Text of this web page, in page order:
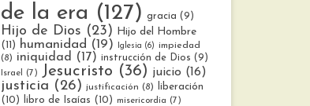
de la era (127) gracia (9)
Hijo de Dios (23)
Hijo del Hombre
(11)
humanidad (19) Iglesia (6) impiedad
(8) iniquidad (17) instrucción de Dios (9)
Israel (7) Jesucristo (36) juicio (16)
justicia (26) justificación (8)
liberación
(10)
libro de Isaías (10) misericordia (7)